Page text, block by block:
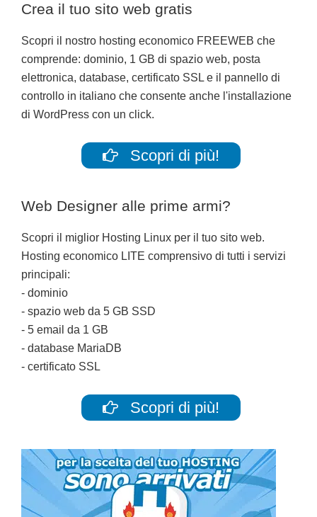
Crea il tuo sito web gratis
Scopri il nostro hosting economico FREEWEB che
comprende: dominio, 1 GB di spazio web, posta
elettronica, database, certificato SSL e il pannello di
controllo in italiano che consente anche l'installazione
di WordPress con un click.
Scopri di più!
Web Designer alle prime armi?
Scopri il miglior Hosting Linux per il tuo sito web.
Hosting economico LITE comprensivo di tutti i servizi
principali:
- dominio
- spazio web da 5 GB SSD
- 5 email da 1 GB
- database MariaDB
- certificato SSL
Scopri di più!